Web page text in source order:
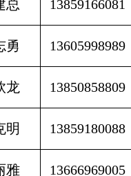
总 13859166081
勇 13605998989
龙 13850858809
明 13859180088
雅 13666969005